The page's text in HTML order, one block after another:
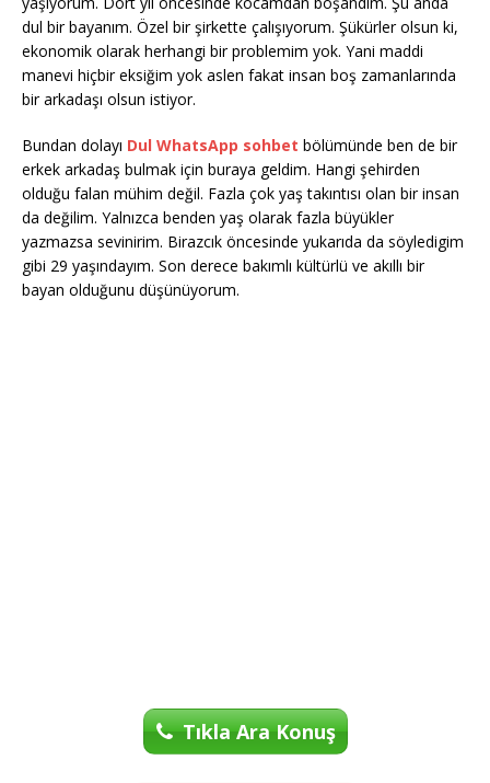
dul bir bayanım. Özel bir şirkette çalışıyorum. Şükürler olsun ki,
ekonomik olarak herhangi bir problemim yok. Yani maddi
manevi hiçbir eksiğim yok aslen fakat insan boş zamanlarında
bir arkadaşı olsun istiyor.
Bundan dolayı Dul WhatsApp sohbet bölümünde ben de bir
erkek arkadaş bulmak için buraya geldim. Hangi şehirden
olduğu falan mühim değil. Fazla çok yaş takıntısı olan bir insan
da değilim. Yalnızca benden yaş olarak fazla büyükler
yazmazsa sevinirim. Birazcık öncesinde yukarıda da söyledigim
gibi 29 yaşındayım. Son derece bakımlı kültürlü ve akıllı bir
bayan olduğunu düşünüyorum.
Tıkla Ara Konuş